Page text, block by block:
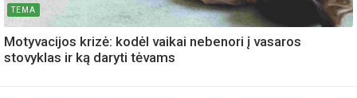
TEMA
Motyvacijos krizė: kodėl vaikai nebenori į vasaros
stovyklas ir ką daryti tėvams